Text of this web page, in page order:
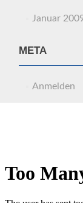
Januar
META
Anmelden